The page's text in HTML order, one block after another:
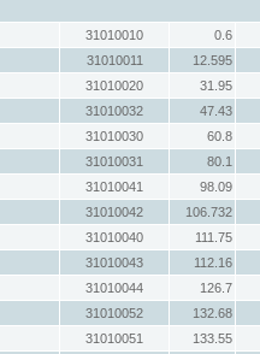
31010010
0.6
31010011
12.595
31010020
31.95
31010032
47.43
31010030
60.8
31010031
80.1
31010041
98.09
31010042
106.732
31010040
111.75
31010043
112.16
31010044
126.7
31010052
132.68
31010051
133.55